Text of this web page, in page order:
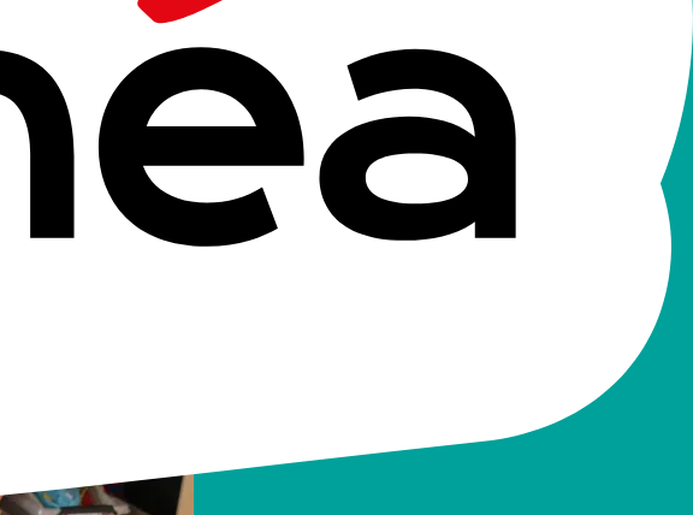
doit être ouverte: aux parents, à l'environnement proche